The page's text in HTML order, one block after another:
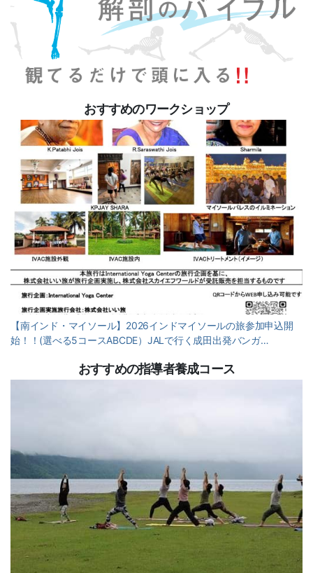
おすすめのワークショップ
【南インド・マイソール】2026インドマイソールの旅参加申込開
始！！(選べる5コースABCDE）JALで行く成田出発バンガ…
おすすめの指導者養成コース